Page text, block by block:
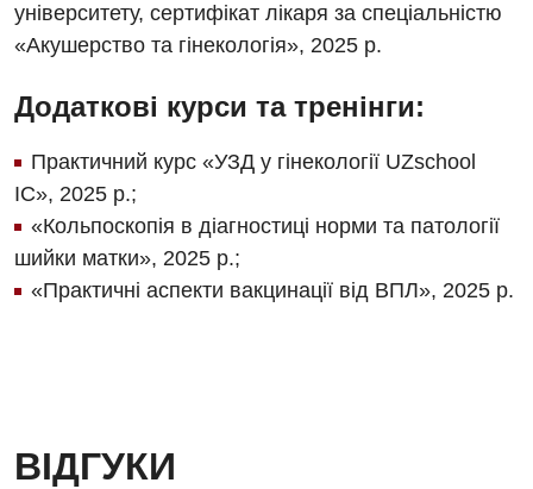
Для дітей
Дитяча гастроентерологія
Дитяча гінекологія
Дитяча дерматовенерологія
Дитяча ендокринологія
Дитяча оториноларингологія
університету, сертифікат лікаря за спеціальністю
«Акушерство та гінекологія», 2025 р.
Додаткові курси та тренінги:
Практичний курс «УЗД у гінекології UZschool
ІС», 2025 р.;
«Кольпоскопія в діагностиці норми та патології
шийки матки», 2025 р.;
«Практичні аспекти вакцинації від ВПЛ», 2025 р.
ВІДГУКИ